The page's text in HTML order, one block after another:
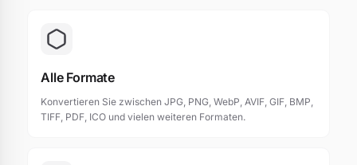
Alle Formate
Konvertieren Sie zwischen JPG, PNG, WebP, AVIF, GIF, BMP,
TIFF, PDF, ICO und vielen weiteren Formaten.